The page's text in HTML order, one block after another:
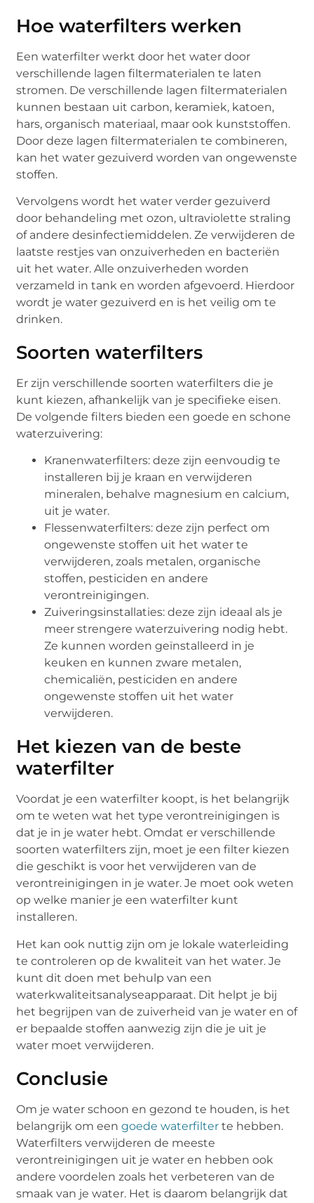
Hoe waterfilters werken
Een waterfilter werkt door het water door
verschillende lagen filtermaterialen te laten
stromen. De verschillende lagen filtermaterialen
kunnen bestaan uit carbon, keramiek, katoen,
hars, organisch materiaal, maar ook kunststoffen.
Door deze lagen filtermaterialen te combineren,
kan het water gezuiverd worden van ongewenste
stoffen.
Vervolgens wordt het water verder gezuiverd
door behandeling met ozon, ultraviolette straling
of andere desinfectiemiddelen. Ze verwijderen de
laatste restjes van onzuiverheden en bacteriën
uit het water. Alle onzuiverheden worden
verzameld in tank en worden afgevoerd. Hierdoor
wordt je water gezuiverd en is het veilig om te
drinken.
Soorten waterfilters
Er zijn verschillende soorten waterfilters die je
kunt kiezen, afhankelijk van je specifieke eisen.
De volgende filters bieden een goede en schone
waterzuivering:
Kranenwaterfilters: deze zijn eenvoudig te
installeren bij je kraan en verwijderen
mineralen, behalve magnesium en calcium,
uit je water.
Flessenwaterfilters: deze zijn perfect om
ongewenste stoffen uit het water te
verwijderen, zoals metalen, organische
stoffen, pesticiden en andere
verontreinigingen.
Zuiveringsinstallaties: deze zijn ideaal als je
meer strengere waterzuivering nodig hebt.
Ze kunnen worden geïnstalleerd in je
keuken en kunnen zware metalen,
chemicaliën, pesticiden en andere
ongewenste stoffen uit het water
verwijderen.
Het kiezen van de beste
waterfilter
Voordat je een waterfilter koopt, is het belangrijk
om te weten wat het type verontreinigingen is
dat je in je water hebt. Omdat er verschillende
soorten waterfilters zijn, moet je een filter kiezen
die geschikt is voor het verwijderen van de
verontreinigingen in je water. Je moet ook weten
op welke manier je een waterfilter kunt
installeren.
Het kan ook nuttig zijn om je lokale waterleiding
te controleren op de kwaliteit van het water. Je
kunt dit doen met behulp van een
waterkwaliteitsanalyseapparaat. Dit helpt je bij
het begrijpen van de zuiverheid van je water en of
er bepaalde stoffen aanwezig zijn die je uit je
water moet verwijderen.
Conclusie
Om je water schoon en gezond te houden, is het
belangrijk om eengoede waterfilter te hebben.
Waterfilters verwijderen de meeste
verontreinigingen uit je water en hebben ook
andere voordelen zoals het verbeteren van de
smaak van je water. Het is daarom belangrijk dat